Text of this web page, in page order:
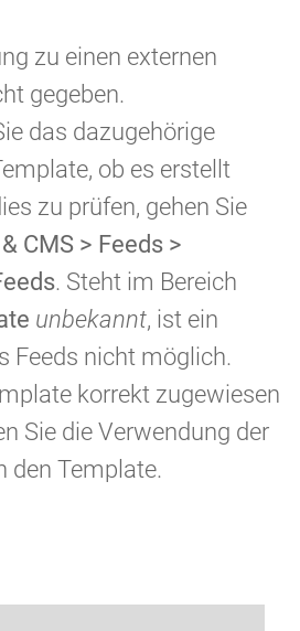
zu einen externen
gegeben.
das dazugehörige
ob es erstellt
zu prüfen, gehen Sie
CMS > Feeds >
. Steht im Bereich
unbekannt, ist ein
Feeds nicht möglich.
korrekt zugewiesen
Sie die Verwendung der
den Template.